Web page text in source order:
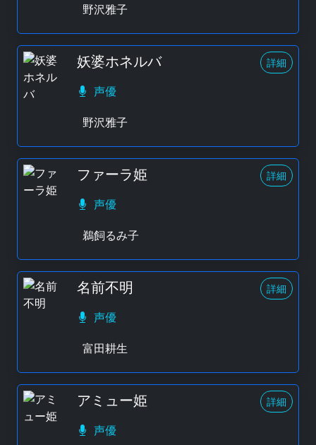
野沢雅子
妖婆ホネルバ 詳細
声優
野沢雅子
ファーラ姫 詳細
声優
鵜飼るみ子
名前不明 詳細
声優
富田耕生
アミュー姫 詳細
声優